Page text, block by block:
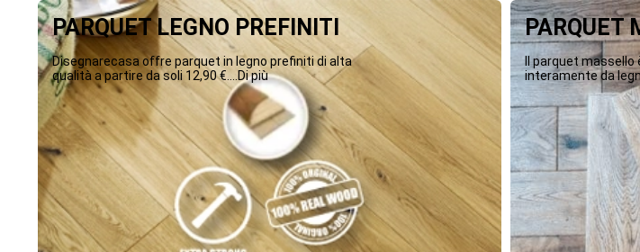
PARQUET LEGNO PREFINITI
Disegnarecasa offre parquet in legno prefiniti di alta
qualità a partire da soli 12,90 €....Di più
PARQUET
Il parquet
interamente da